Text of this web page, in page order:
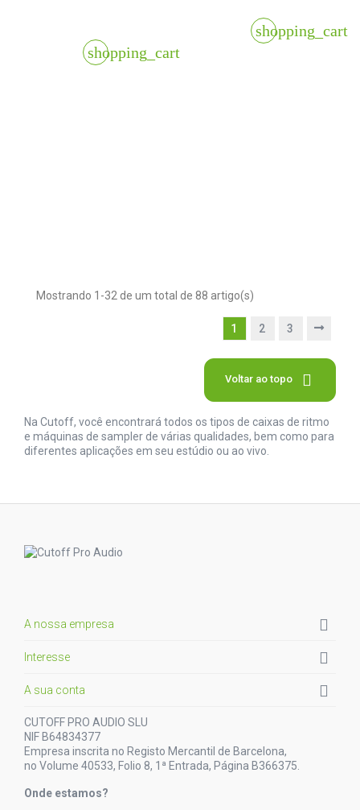
shopping_cart
shopping_cart
Mostrando 1-32 de um total de 88 artigo(s)
1 2 3
Voltar ao topo 
Na Cutoff, você encontrará todos os tipos de caixas de ritmo
e máquinas de sampler de várias qualidades, bem como para
diferentes aplicações em seu estúdio ou ao vivo.
A nossa empresa 
Interesse 
A sua conta 
CUTOFF PRO AUDIO SLU
NIF B64834377
Empresa inscrita no Registo Mercantil de Barcelona,
no Volume 40533, Folio 8, 1ª Entrada, Página B366375.
Onde estamos?